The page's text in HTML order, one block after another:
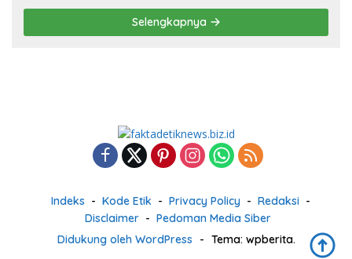
Selengkapnya
Indeks Kode Etik Privacy Policy
Redaksi
Disclaimer
Pedoman Media Siber
Didukung oleh WordPress
- Tema: wpberita.